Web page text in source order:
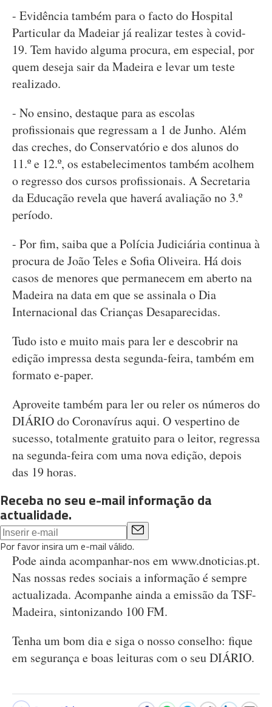
- Evidência também para o facto do Hospital
Particular da Madeiar já realizar testes à covid-
19. Tem havido alguma procura, em especial, por
quem deseja sair da Madeira e levar um teste
realizado.
- No ensino, destaque para as escolas
profissionais que regressam a 1 de Junho. Além
das creches, do Conservatório e dos alunos do
11.º e 12.º, os estabelecimentos também acolhem
o regresso dos cursos profissionais. A Secretaria
da Educação revela que haverá avaliação no 3.º
período.
- Por fim, saiba que a Polícia Judiciária continua à
procura de João Teles e Sofia Oliveira. Há dois
casos de menores que permanecem em aberto na
Madeira na data em que se assinala o Dia
Internacional das Crianças Desaparecidas.
Tudo isto e muito mais para ler e descobrir na
edição impressa desta segunda-feira, também em
formato e-paper.
Aproveite também para ler ou reler os números do
DIÁRIO do Coronavírus aqui. O vespertino de
sucesso, totalmente gratuito para o leitor, regressa
na segunda-feira com uma nova edição, depois
das 19 horas.
Receba no seu e-mail informação da
actualidade.
Por favor insira um e-mail válido.
Pode ainda acompanhar-nos em www.dnoticias.pt.
Nas nossas redes sociais a informação é sempre
actualizada. Acompanhe ainda a emissão da TSF-
Madeira, sintonizando 100 FM.
Tenha um bom dia e siga o nosso conselho: fique
em segurança e boas leituras com o seu DIÁRIO.